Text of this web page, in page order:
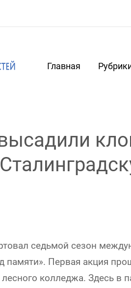
Главная
седьмой сезон
памяти». Первая акция
колледжа. Здесь в